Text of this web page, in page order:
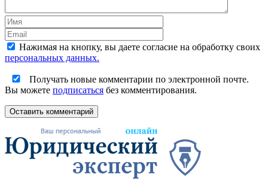
Нажимая на кнопку, вы даете согласие на обработку своих
персональных данных.
Получать новые комментарии по электронной почте.
Вы можете подписаться без комментирования.
Оставить комментарий